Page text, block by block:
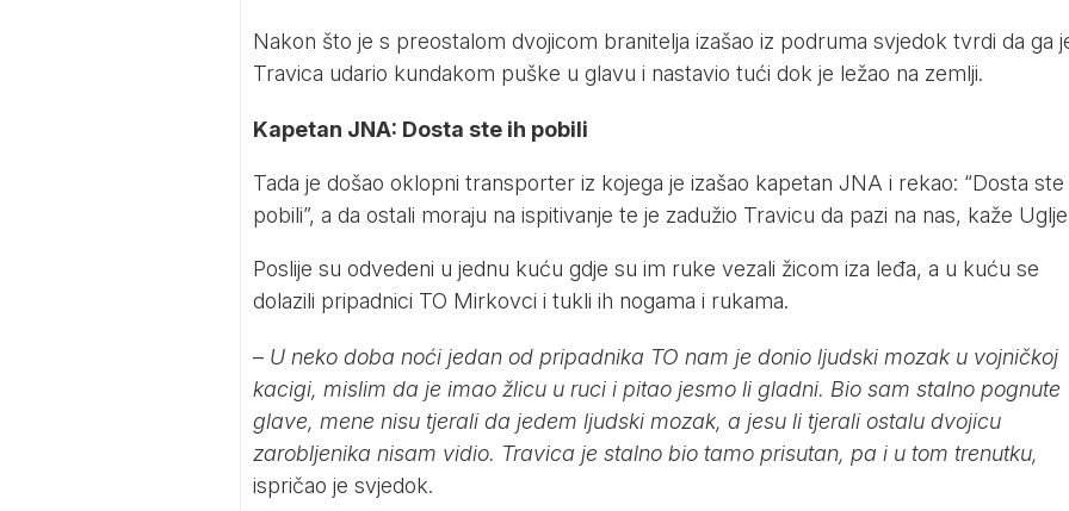
Nakon što je s preostalom dvojicom branitelja izašao iz podruma svjedok tvrdi da ga
Travica udario kundakom puške u glavu i nastavio tući dok je ležao na zemlji.
Kapetan JNA: Dosta ste ih pobili
Tada je došao oklopni transporter iz kojega je izašao kapetan JNA i rekao: “Dosta ste
pobili”, a da ostali moraju na ispitivanje te je zadužio Travicu da pazi na nas, kaže
Poslije su odvedeni u jednu kuću gdje su im ruke vezali žicom iza leđa, a u kuću se
dolazili pripadnici TO Mirkovci i tukli ih nogama i rukama.
– U neko doba noći jedan od pripadnika TO nam je donio ljudski mozak u vojničkoj
kacigi, mislim da je imao žlicu u ruci i pitao jesmo li gladni. Bio sam stalno pognute
glave, mene nisu tjerali da jedem ljudski mozak, a jesu li tjerali ostalu dvojicu
zarobljenika nisam vidio. Travica je stalno bio tamo prisutan, pa i u tom trenutku,
ispričao je svjedok.